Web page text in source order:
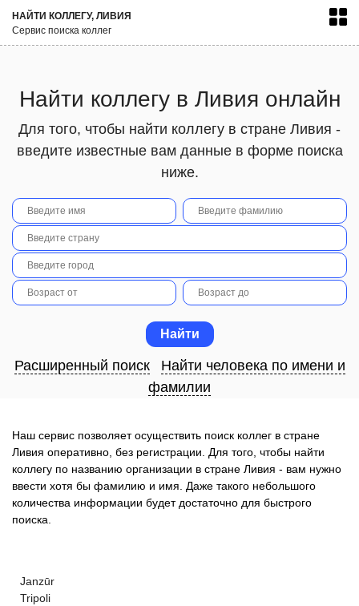
НАЙТИ КОЛЛЕГУ, ЛИВИЯ
Сервис поиска коллег
Найти коллегу в Ливия онлайн
Для того, чтобы найти коллегу в стране Ливия -
введите известные вам данные в форме поиска
ниже.
Расширенный поиск
Найти человека по имени и
фамилии
Наш сервис позволяет осуществить поиск коллег в стране
Ливия оперативно, без регистрации. Для того, чтобы найти
коллегу по названию организации в стране Ливия - вам нужно
ввести хотя бы фамилию и имя. Даже такого небольшого
количества информации будет достаточно для быстрого
поиска.
Janzūr
Tripoli